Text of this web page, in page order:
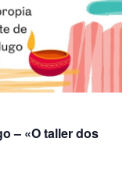
– «O taller dos